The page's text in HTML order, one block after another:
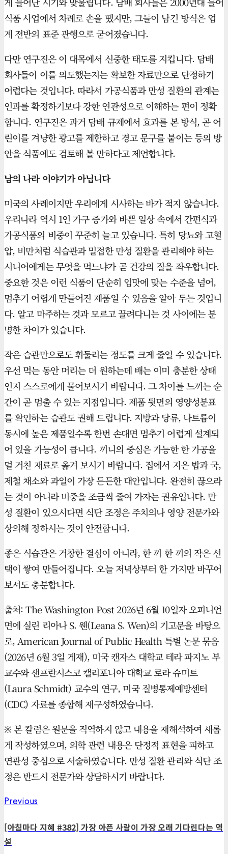
식품 사업에서 차례로 손을 뗐지만, 그들이 남긴 방식은 업
계 전반의 표준 관행으로 굳어졌습니다.
다만 연구진은 이 대목에서 신중한 태도를 지킵니다. 담배
회사들이 이를 의도했는지는 확보한 자료만으로 단정하기
어렵다는 것입니다. 따라서 가공식품과 만성 질환의 관계는
인과를 확정하기보다 강한 연관성으로 이해하는 편이 정확
합니다. 연구진은 과거 담배 규제에서 효과를 본 방식, 곧 어
린이를 겨냥한 광고를 제한하고 경고 문구를 붙이는 등의 방
안을 식품에도 검토해 볼 만하다고 제언합니다.
남의 나라 이야기가 아닙니다
미국의 사례이지만 우리에게 시사하는 바가 적지 않습니다.
우리나라 역시 1인 가구 증가와 바쁜 일상 속에서 간편식과
가공식품의 비중이 꾸준히 늘고 있습니다. 특히 당뇨와 고혈
압, 비만처럼 식습관과 밀접한 만성 질환을 관리해야 하는
시니어에게는 무엇을 먹느냐가 곧 건강의 질을 좌우합니다.
중요한 것은 이런 식품이 단순히 입맛에 맞는 수준을 넘어,
멈추기 어렵게 만들어진 제품일 수 있음을 알아 두는 것입니
다. 알고 마주하는 것과 모르고 끌려다니는 것 사이에는 분
명한 차이가 있습니다.
작은 습관만으로도 휘둘리는 정도를 크게 줄일 수 있습니다.
우선 먹는 동안 머리는 더 원하는데 배는 이미 충분한 상태
인지 스스로에게 물어보시기 바랍니다. 그 차이를 느끼는 순
간이 곧 멈출 수 있는 지점입니다. 제품 뒷면의 영양성분표
를 확인하는 습관도 권해 드립니다. 지방과 당류, 나트륨이
동시에 높은 제품일수록 한번 손대면 멈추기 어렵게 설계되
어 있을 가능성이 큽니다. 끼니의 중심은 가능한 한 가공을
덜 거친 재료로 옮겨 보시기 바랍니다. 집에서 지은 밥과 국,
제철 채소와 과일이 가장 든든한 대안입니다. 완전히 끊으라
는 것이 아니라 비중을 조금씩 줄여 가자는 권유입니다. 만
성 질환이 있으시다면 식단 조정은 주치의나 영양 전문가와
상의해 정하시는 것이 안전합니다.
좋은 식습관은 거창한 결심이 아니라, 한 끼 한 끼의 작은 선
택이 쌓여 만들어집니다. 오늘 저녁상부터 한 가지만 바꾸어
보셔도 충분합니다.
출처: The Washington Post 2026년 6월 10일자 오피니언
면에 실린 리아나 S. 웬(Leana S. Wen)의 기고문을 바탕으
로, American Journal of Public Health 특별 논문 묶음
(2026년 6월 3일 게재), 미국 캔자스 대학교 테라 파지노 부
교수와 샌프란시스코 캘리포니아 대학교 로라 슈미트
(Laura Schmidt) 교수의 연구, 미국 질병통제예방센터
(CDC) 자료를 종합해 재구성하였습니다.
※ 본 칼럼은 원문을 직역하지 않고 내용을 재해석하여 새롭
게 작성하였으며, 의학 관련 내용은 단정적 표현을 피하고
연관성 중심으로 서술하였습니다. 만성 질환 관리와 식단 조
정은 반드시 전문가와 상담하시기 바랍니다.
Post
navigation
Previous
[아침마다 지혜 #382] 가장 아픈 사람이 가장 오래 기다린다는 역
설